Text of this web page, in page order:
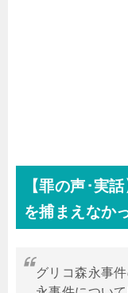
【罪の声･実
を捕まえなか
グリコ森永事